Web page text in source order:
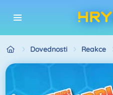
Dovednosti Reakce